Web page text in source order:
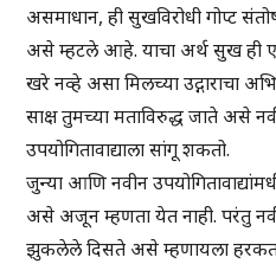
असमाधान, ही सुखविरोधी गोप्ट
असे म्हटले आहे. याचा अर्थ सुख ही
खरे नव्हे असा मिलच्या उद्गाराचा
साक्ष तुमच्या मताविरुद्ध जाते असे
उपयोगितावाद्याला सांगू शकतो.
जुन्या आणि नवीन
असे अजून म्हणता येत नाही. परंतु
झुकलेले दिसते असे म्हणायला